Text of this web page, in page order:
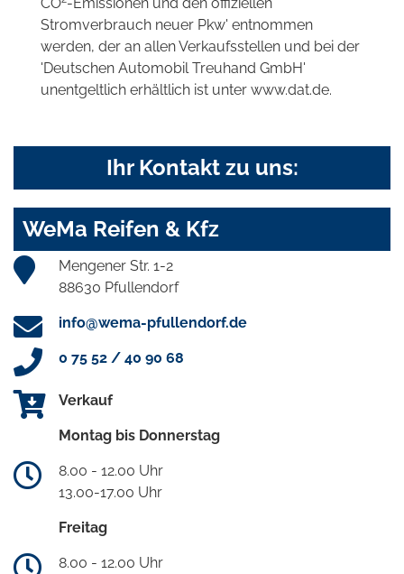
Stromverbrauch neuer Pkw' entnommen
werden, der an allen Verkaufsstellen und bei der
'Deutschen Automobil Treuhand GmbH'
unentgeltlich erhältlich ist unter www.dat.de.
Ihr Kontakt zu uns:
WeMa Reifen & Kfz
Mengener Str. 1-2
88630 Pfullendorf
info@wema-pfullendorf.de
0 75 52 / 40 90 68
Verkauf
Montag bis Donnerstag
8.00 - 12.00 Uhr
13.00-17.00 Uhr
Freitag
8.00 - 12.00 Uhr